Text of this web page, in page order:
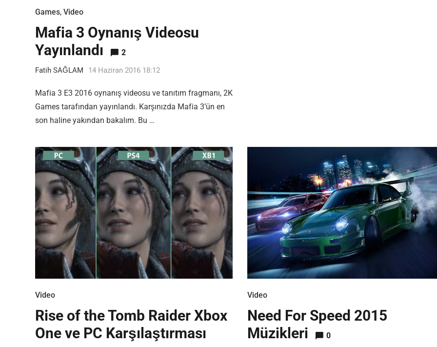
Games, Video
Mafia 3 Oynanış Videosu
Yayınlandı
2
Fatih SAĞLAM 14 Haziran 2016 18:12
Mafia 3 E3 2016 oynanış videosu ve tanıtım fragmanı, 2K
Games tarafından yayınlandı. Karşınızda Mafia 3’ün en
son haline yakından bakalım. Bu …
Video
Rise of the Tomb Raider Xbox
One ve PC Karşılaştırması
Video
Need For Speed 2015
Müzikleri
0
Most Popular Topics
Editor Picks
1 En ilginç Zaman tüneli Kapakları